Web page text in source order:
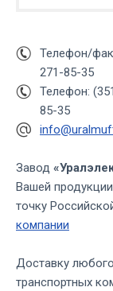
Телефон/
271-85-35
Телефон:
85-35
Завод
Вашей продукции
точку
компании
Доставку
транспортных